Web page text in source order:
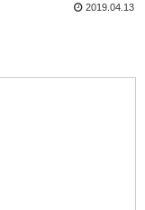
2019.04.13